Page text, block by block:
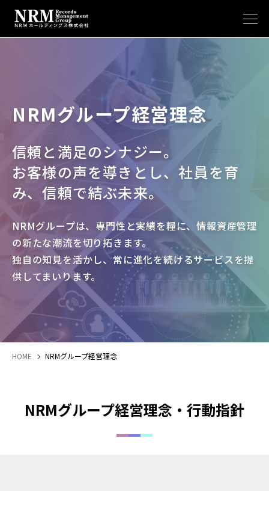
メニ
NRMグループ経営理念
信頼と満足のシナジー。
お客様の声を導きとし、社員を育
み、信頼で結ぶ未来。
NRMグループは、専門性と実績を糧に、情報資産管理
の新たな潮流を切り拓きます。
独自の知見を活かし、常に進化を続けるサービスを提
供してまいります。
HOME NRMグループ経営理念
NRMグループ経営理念‧行動指針